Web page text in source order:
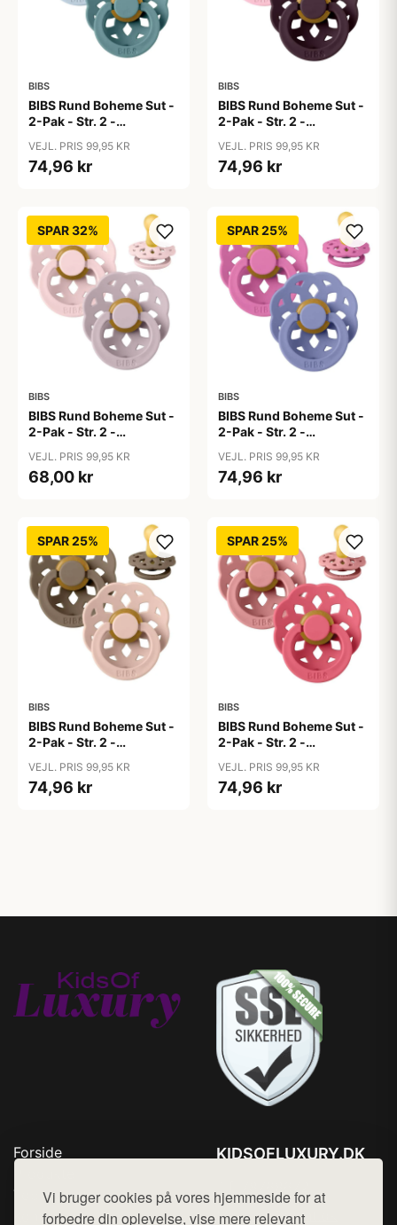
Vi bruger cookies på vores hjemmeside for at
forbedre din oplevelse, vise mere relevant
BIBS
BIBS Rund Boheme Sut -
2-Pak - Str. 2 -
Blue/Island Sea
VEJL. PRIS 99,95 KR
74,96 kr
BIBS
BIBS Rund Boheme Sut -
2-Pak - Str. 2 -
Pink/Plum
VEJL. PRIS 99,95 KR
74,96 kr
SPAR 32%
BIBS
BIBS Rund Boheme Sut -
2-Pak - Str. 2 -
Blossom/Dusky Lilac
VEJL. PRIS 99,95 KR
68,00 kr
SPAR 25%
BIBS
BIBS Rund Boheme Sut -
2-Pak - Str. 2 -
Bubblegum/Peri
VEJL. PRIS 99,95 KR
74,96 kr
SPAR 25%
BIBS
BIBS Rund Boheme Sut -
2-Pak - Str. 2 -
Oak/Blush
VEJL. PRIS 99,95 KR
74,96 kr
SPAR 25%
BIBS
BIBS Rund Boheme Sut -
2-Pak - Str. 2 -
Pink/Coral
VEJL. PRIS 99,95 KR
74,96 kr
Forside
Top Rabatter
Kontakt
KIDSOFLUXURY.DK
Mail: hej@want.dk